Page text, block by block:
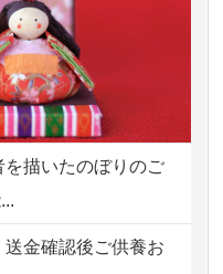
らお申込み
らお申込み
らお申込み
らお申込み
らお申込み
送り方等）がとて
ていただきまし
形をきちんと供養
ってきた七段飾り
を描いたのぼりのご
金確認後ご供養お